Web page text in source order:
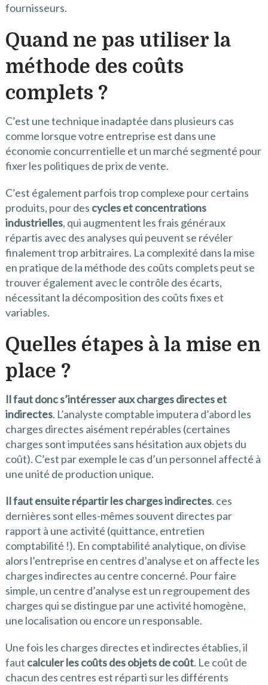
fournisseurs.
Quand ne pas utiliser la
méthode des coûts
complets ?
C’est une technique inadaptée dans plusieurs cas
comme lorsque votre entreprise est dans une
économie concurrentielle et un marché segmenté pour
fixer les politiques de prix de vente.
C’est également parfois trop complexe pour certains
produits, pour des cycles et concentrations
industrielles, qui augmentent les frais généraux
répartis avec des analyses qui peuvent se révéler
finalement trop arbitraires. La complexité dans la mise
en pratique de la méthode des coûts complets peut se
trouver également avec le contrôle des écarts,
nécessitant la décomposition des coûts fixes et
variables.
Quelles étapes à la mise en
place ?
Il faut donc s’intéresser aux charges directes et
indirectes. L’analyste comptable imputera d’abord les
charges directes aisément repérables (certaines
charges sont imputées sans hésitation aux objets du
coût). C’est par exemple le cas d’un personnel affecté à
une unité de production unique.
Il faut ensuite répartir les charges indirectes. ces
dernières sont elles-mêmes souvent directes par
rapport à une activité (quittance, entretien
comptabilité !). En comptabilité analytique, on divise
alors l’entreprise en centres d’analyse et on affecte les
charges indirectes au centre concerné. Pour faire
simple, un centre d’analyse est un regroupement des
charges qui se distingue par une activité homogène,
une localisation ou encore un responsable.
Une fois les charges directes et indirectes établies, il
faut calculer les coûts des objets de coût. Le coût de
chacun des centres est réparti sur les différents